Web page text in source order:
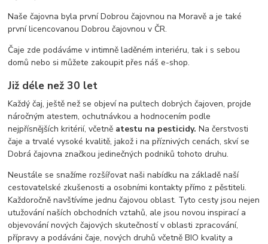
Naše čajovna byla první Dobrou čajovnou na Moravě a je také
první licencovanou Dobrou čajovnou v ČR.
Čaje zde podáváme v intimně laděném interiéru, tak i s sebou
domů nebo si můžete zakoupit přes náš e-shop.
Již déle než 30 let
Každý čaj, ještě než se objeví na pultech dobrých čajoven, projde
náročným atestem, ochutnávkou a hodnocením podle
nejpřísnějších kritérií, včetně atestu na pesticidy. Na čerstvosti
čaje a trvalé vysoké kvalitě, jakož i na příznivých cenách, skví se
Dobrá čajovna značkou jedinečných podniků tohoto druhu.
Neustále se snažíme rozšířovat naši nabídku na základě naší
cestovatelské zkušenosti a osobními kontakty přímo z pěstiteli.
Každoročně navštívíme jednu čajovou oblast. Tyto cesty jsou nejen
utužování naších obchodních vztahů, ale jsou novou inspirací a
objevování nových čajových skutečností v oblasti zpracování,
přípravy a podáváni čaje, nových druhů včetně BIO kvality a